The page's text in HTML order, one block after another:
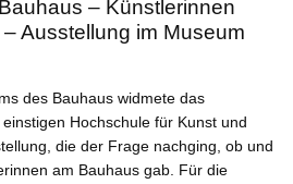
– Künstlerinnen
Ausstellung im Museum
des Bauhaus widmete das
Hochschule für Kunst und
die der Frage nachging, ob und
am Bauhaus gab. Für die